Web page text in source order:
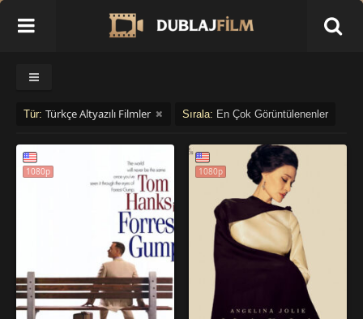
Tür: Türkçe Altyazılı Filmler Sırala: En Çok Görüntülenenler
1080p 1080p